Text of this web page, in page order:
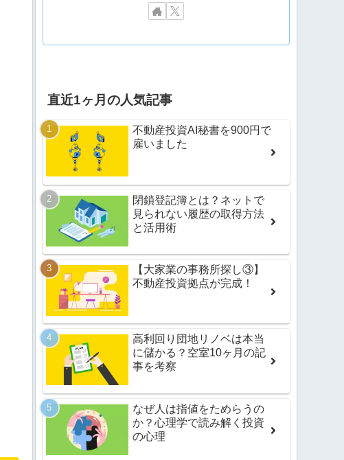
直近1ヶ月の人気記事
不動産投資AI秘書を900円で
雇いました
閉鎖登記簿とは？ネットで
見られない履歴の取得方法
と活用術
【大家業の事務所探し③】
不動産投資拠点が完成！
高利回り団地リノベは本当
に儲かる？空室10ヶ月の記
事を考察
なぜ人は指値をためらうの
か？心理学で読み解く投資
の心理